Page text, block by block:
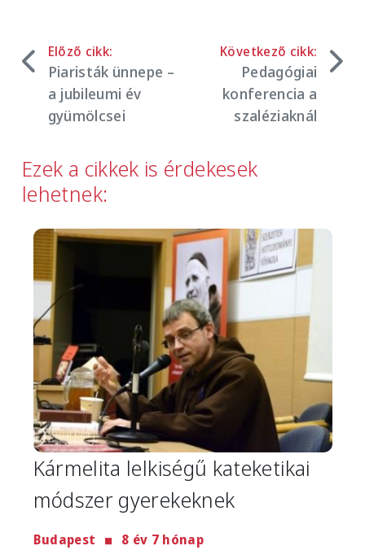
Előző cikk:
Piaristák ünnepe –
a jubileumi év
gyümölcsei
Következő cikk:
Pedagógiai
konferencia a
szaléziaknál
Ezek a cikkek is érdekesek
lehetnek:
Image
Kármelita lelkiségű kateketikai
módszer gyerekeknek
Budapest 8 év 7 hónap